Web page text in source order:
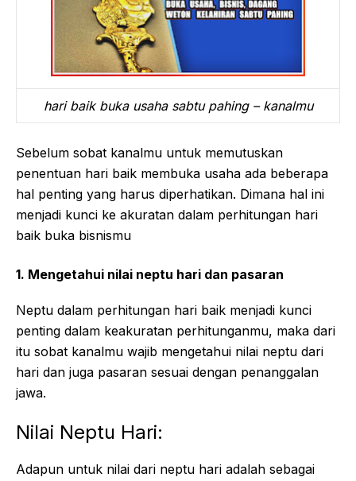
hari baik buka usaha sabtu pahing – kanalmu
Sebelum sobat kanalmu untuk memutuskan
penentuan hari baik membuka usaha ada beberapa
hal penting yang harus diperhatikan. Dimana hal ini
menjadi kunci ke akuratan dalam perhitungan hari
baik buka bisnismu
1. Mengetahui nilai neptu hari dan pasaran
Neptu dalam perhitungan hari baik menjadi kunci
penting dalam keakuratan perhitunganmu, maka dari
itu sobat kanalmu wajib mengetahui nilai neptu dari
hari dan juga pasaran sesuai dengan penanggalan
jawa.
Nilai Neptu Hari:
Adapun untuk nilai dari neptu hari adalah sebagai